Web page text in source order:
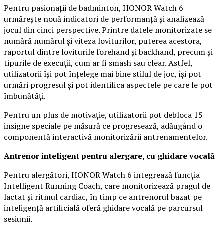
Pentru pasionații de badminton, HONOR Watch 6
urmărește nouă indicatori de performanță și analizează
jocul din cinci perspective. Printre datele monitorizate se
numără numărul și viteza loviturilor, puterea acestora,
raportul dintre loviturile forehand și backhand, precum și
tipurile de execuții, cum ar fi smash sau clear. Astfel,
utilizatorii își pot înțelege mai bine stilul de joc, își pot
urmări progresul și pot identifica aspectele pe care le pot
îmbunătăți.
Pentru un plus de motivație, utilizatorii pot debloca 15
insigne speciale pe măsură ce progresează, adăugând o
componentă interactivă monitorizării antrenamentelor.
Antrenor inteligent pentru alergare, cu ghidare vocală
Pentru alergători, HONOR Watch 6 integrează funcția
Intelligent Running Coach, care monitorizează pragul de
lactat și ritmul cardiac, în timp ce antrenorul bazat pe
inteligență artificială oferă ghidare vocală pe parcursul
sesiunii.